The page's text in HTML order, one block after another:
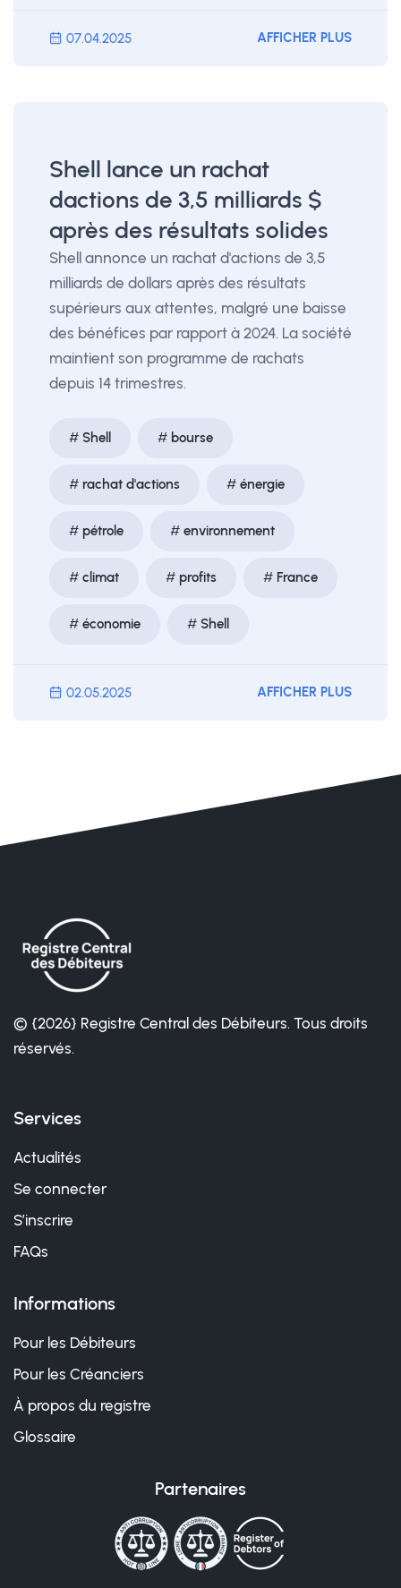
07.04.2025 AFFICHER PLUS
Shell lance un rachat
dactions de 3,5 milliards $
après des résultats solides
Shell annonce un rachat d'actions de 3,5
milliards de dollars après des résultats
supérieurs aux attentes, malgré une baisse
des bénéfices par rapport à 2024. La société
maintient son programme de rachats
depuis 14 trimestres.
Shell bourse
rachat d'actions énergie
pétrole environnement
climat profits France
économie Shell
02.05.2025 AFFICHER PLUS
© {2026} Registre Central des Débiteurs. Tous droits
réservés.
Services
Actualités
Se connecter
S’inscrire
FAQs
Informations
Pour les Débiteurs
Pour les Créanciers
À propos du registre
Glossaire
Partenaires